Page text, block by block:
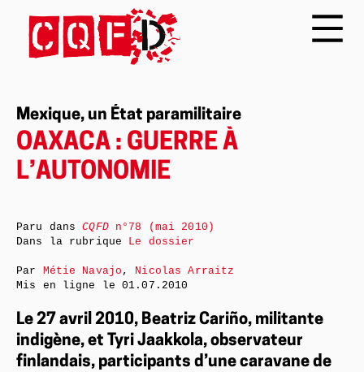
Mexique, un État paramilitaire
OAXACA : GUERRE À
L’AUTONOMIE
Le 27 avril 2010, Beatriz Cariño, militante
indigène, et Tyri Jaakkola, observateur
finlandais, participants d’une caravane de
Paru dansCQFDn°78 (mai 2010)
Dans la rubrique Le dossier
Par Métie Navajo , Nicolas Arraitz
Mis en ligne le01.07.2010